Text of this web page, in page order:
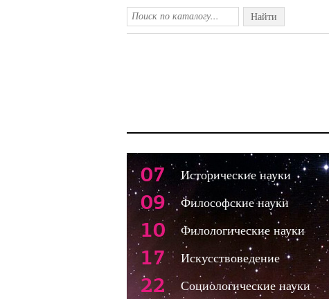
Найти
07 Исторические науки
09 Философские науки
10 Филологические науки
17 Искусствоведение
22 Социологические науки